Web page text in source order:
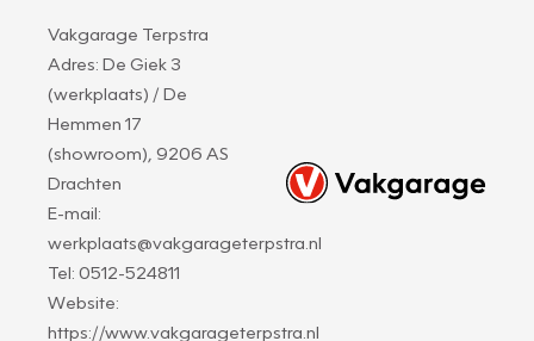
Vakgarage Terpstra
Adres: De Giek 3
(werkplaats) / De
Hemmen 17
(showroom), 9206 AS
Drachten
E-mail:
werkplaats@vakgarageterpstra.nl
Tel: 0512-524811
Website:
https://www.vakgarageterpstra.nl